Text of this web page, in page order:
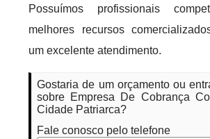
Possuímos profissionais
melhores recursos
um excelente atendimento.
Gostaria de um orçamento ou
sobre Empresa De Cobrança
Cidade Patriarca?
Fale conosco pelo telefone